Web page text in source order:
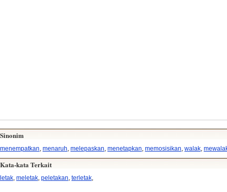
Sinonim
menempatkan menaruh melepaskan menetapkan memosisikan walak
Kata-kata Terkait
letak, meletak, peletakan, terletak,